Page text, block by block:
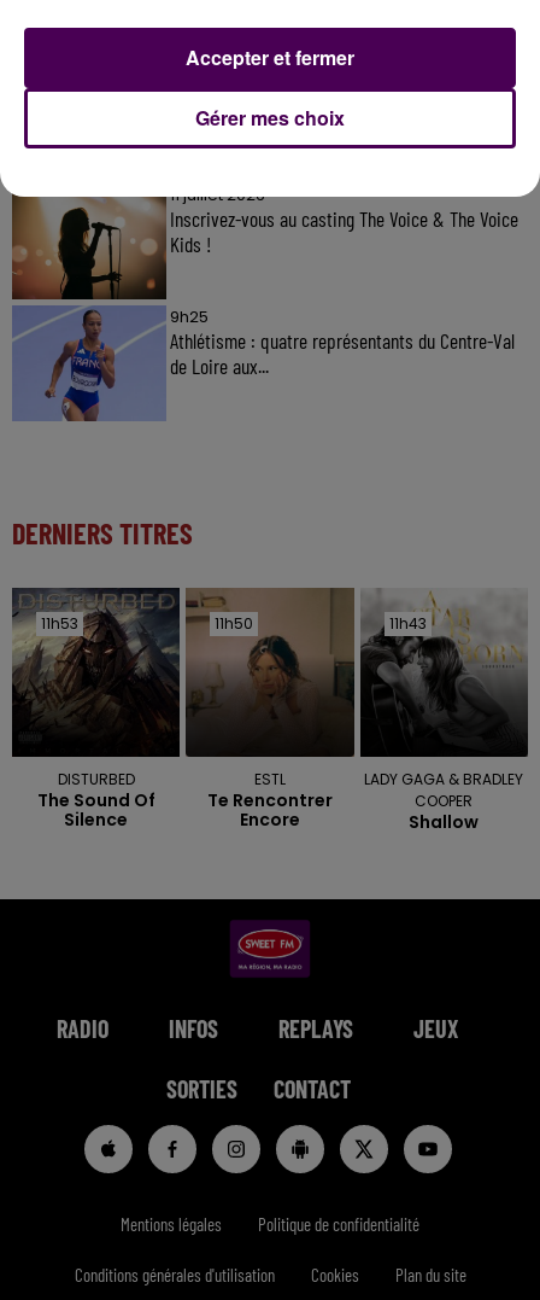
7 août 2026
Gagnez vos pass pour le V and B Fest' 2026 !
11 juillet 2026
Inscrivez-vous au casting The Voice & The Voice
Kids !
9h25
Athlétisme : quatre représentants du Centre-Val
de Loire aux...
DERNIERS TITRES
11h53
11h53
DISTURBED
The Sound Of
Silence
11h50
11h50
ESTL
Te Rencontrer
Encore
11h43
11h43
LADY GAGA & BRADLEY
COOPER
Shallow
RADIO INFOS REPLAYS JEUX
SORTIES CONTACT
Mentions légales Politique de confidentialité
Conditions générales d'utilisation Cookies Plan du site
Gérer mes choix
Accepter et fermer